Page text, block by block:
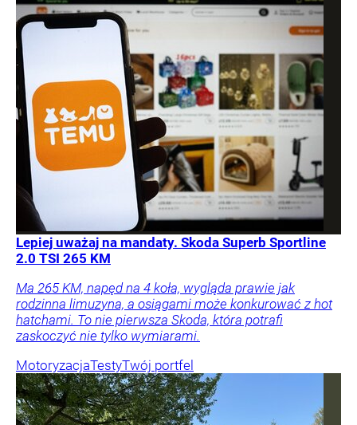
Lepiej uważaj na mandaty. Skoda Superb Sportline
2.0 TSI 265 KM
Ma 265 KM, napęd na 4 koła, wygląda prawie jak
rodzinna limuzyna, a osiągami może konkurować z hot
hatchami. To nie pierwsza Skoda, która potrafi
zaskoczyć nie tylko wymiarami.
MotoryzacjaTestyTwój portfel